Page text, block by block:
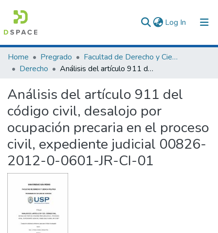
Log In (current)
Communities & Collections
All of DSpace
Statistics
Home Pregrado
Facultad de Derecho y Ciencias Políticas
Derecho
Análisis del artículo 911 del código civil, desalojo por ocupación precaria en el proceso civil, expediente judicial 00826-2012-0-0601-JR-CI-01
Análisis del artículo 911 del
código civil, desalojo por
ocupación precaria en el proceso
civil, expediente judicial 00826-
2012-0-0601-JR-CI-01